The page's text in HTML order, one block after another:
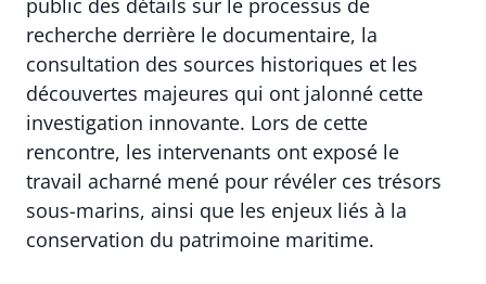
public des détails sur le processus de
recherche derrière le documentaire, la
consultation des sources historiques et les
découvertes majeures qui ont jalonné cette
investigation innovante. Lors de cette
rencontre, les intervenants ont exposé le
travail acharné mené pour révéler ces trésors
sous-marins, ainsi que les enjeux liés à la
conservation du patrimoine maritime.